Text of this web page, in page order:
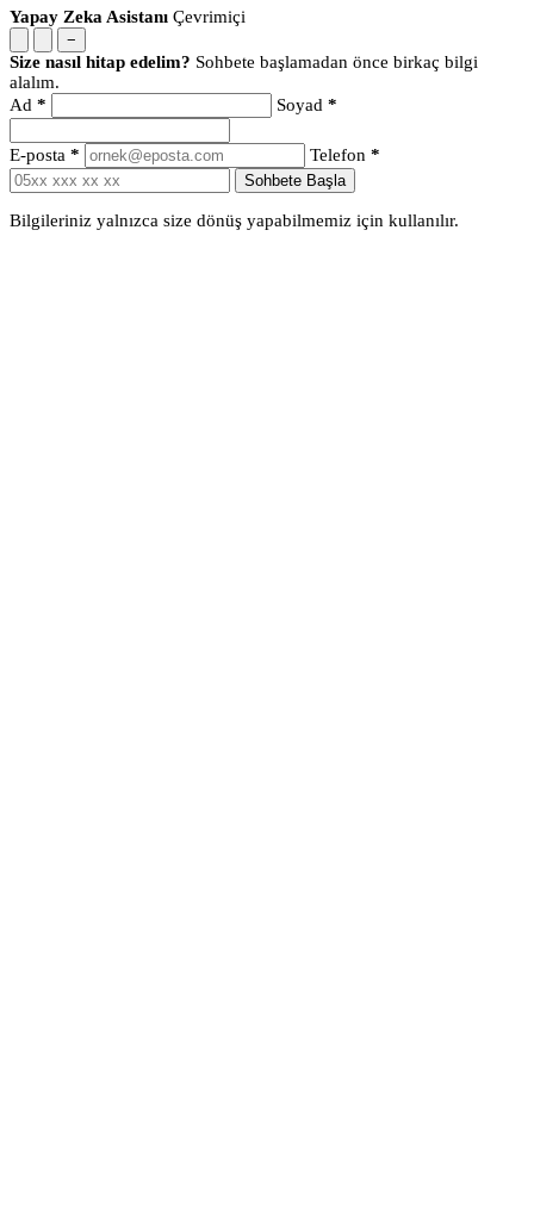
Yapay Zeka Asistanı Çevrimiçi
−
Size nasıl hitap edelim? Sohbete başlamadan önce birkaç bilgi
alalım.
Ad * Soyad *
E-posta * Telefon *
Sohbete Başla
Bilgileriniz yalnızca size dönüş yapabilmemiz için kullanılır.